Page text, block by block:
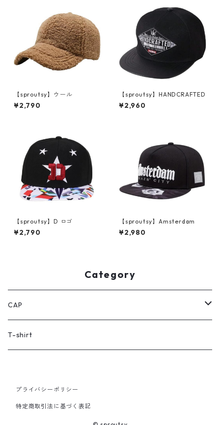
【sproutsy】ウール
¥2,790
【sproutsy】HANDCRAFTED
¥2,960
【sproutsy】D ロゴ
¥2,790
【sproutsy】Amsterdam
¥2,980
Category
CAP
women's
T-shirt
プライバシーポリシー
特定商取引法に基づく表記